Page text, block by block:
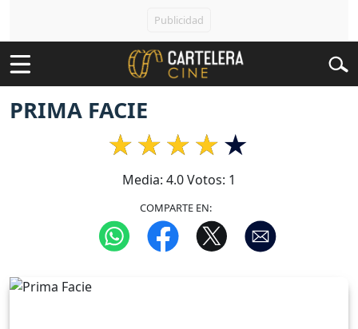
PRIMA FACIE
Media: 4.0Votos: 1
COMPARTE EN: